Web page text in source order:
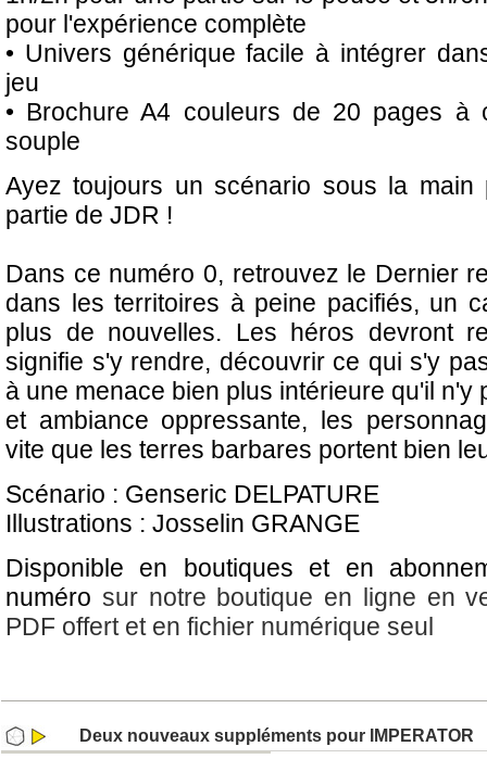
pour l'expérience complète
• Univers générique facile à intégrer
jeu
• Brochure A4 couleurs de 20 pages à
souple
Ayez toujours un scénario sous la main
partie de JDR !
Dans ce numéro 0, retrouvez le Dernier
dans les territoires à peine pacifiés, un
plus de nouvelles. Les héros devront
signifie s'y rendre, découvrir ce qui s'y
à une menace bien plus intérieure qu'il n'y
et ambiance oppressante, les
vite que les terres barbares portent bien
Scénario : Genseric DELPATURE
Illustrations : Josselin GRANGE
Disponible en boutiques et en
numéro sur notre boutique en ligne en
PDF offert et en fichier numérique seul
Deux nouveaux suppléments pour IMPERATOR